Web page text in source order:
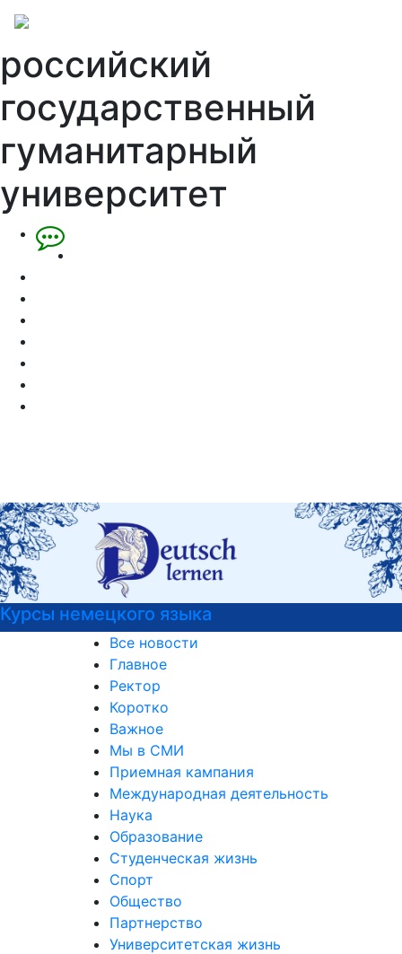
российский
государственный
гуманитарный
университет
РГГУ — 35 лет!
Все новости
Главное
Ректор
Коротко
Важное
Мы в СМИ
Приемная кампания
Международная деятельность
Наука
Образование
Студенческая жизнь
Спорт
Общество
Партнерство
Университетская жизнь